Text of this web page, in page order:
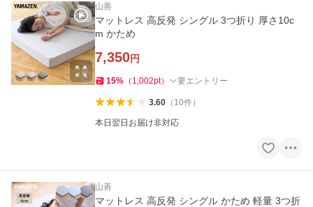
山善
マットレス 高反発 シングル 3つ折り 厚さ10c
m かため
7,350円
15% （ 1,002pt） 要エントリー
3.60（ 10件）
本日翌日お届け非対応
山善
マットレス 高反発 シングル かため 軽量 3つ折